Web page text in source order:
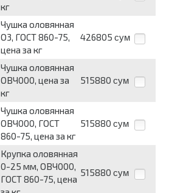
кг
Чушка оловянная
О3, ГОСТ 860-75,
цена за кг
426805 сум
Чушка оловянная
ОВЧ000, цена за
кг
515880 сум
Чушка оловянная
ОВЧ000, ГОСТ
860-75, цена за кг
515880 сум
Крупка оловянная
0-25 мм, ОВЧ000,
ГОСТ 860-75, цена
515880 сум